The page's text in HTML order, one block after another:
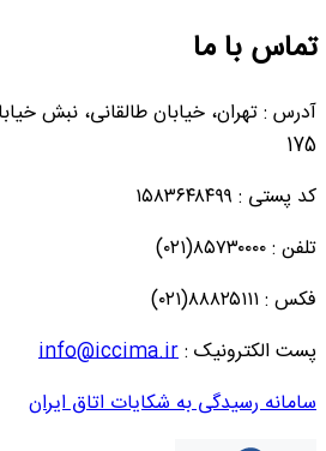
تماس با ما
آدرس : تهران، خیابان طالقانی، نبش
175
کد پستی : ۱۵۸۳۶۴۸۴۹۹
تلفن : ۸۵۷۳۰۰۰۰(۰۲۱)
فکس : ۸۸۸۲۵۱۱۱(۰۲۱)
پست الکترونیک :info@iccima.ir
سامانه رسیدگی به شکایات اتاق ایران